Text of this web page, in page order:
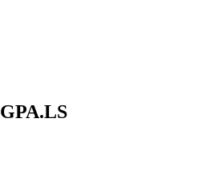
GPA.LS